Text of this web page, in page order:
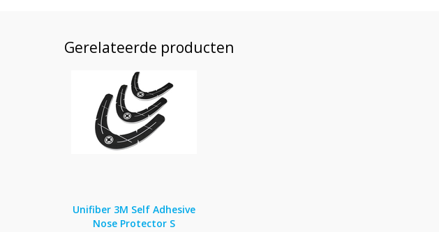
Gerelateerde producten
Unifiber 3M Self Adhesive
Nose Protector S